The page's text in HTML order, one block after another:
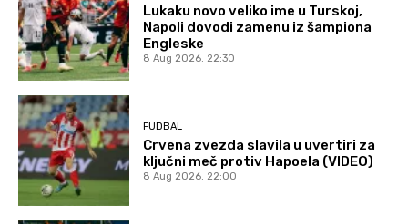
Lukaku novo veliko ime u Turskoj,
Napoli dovodi zamenu iz šampiona
Engleske
8 Aug 2026. 22:30
FUDBAL
Crvena zvezda slavila u uvertiri za
ključni meč protiv Hapoela (VIDEO)
8 Aug 2026. 22:00